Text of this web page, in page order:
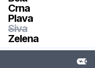
Crna
Plava
Siva
Zelena